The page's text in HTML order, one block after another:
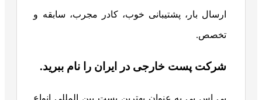
ارسال بار، پشتیبانی خوب، کادر مجرب، سابقه و
تخصص.
شرکت پست خارجی در ایران را نام ببرید.
پی اس پی به عنوان بهترین پست بین المللی انواع